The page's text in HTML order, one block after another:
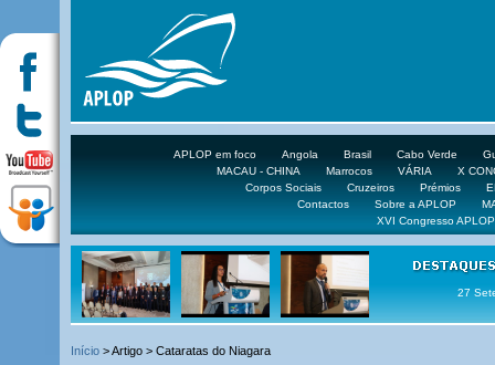
APLOP em foco Angola Brasil Cabo Verde
MACAU - CHINA
Marrocos VÁRIA
X
Corpos Sociais
Cruzeiros Prémios
Contactos
Sobre a APLOP
XVI Congresso APLOP
16 DE
Início > Artigo > Cataratas do Niagara